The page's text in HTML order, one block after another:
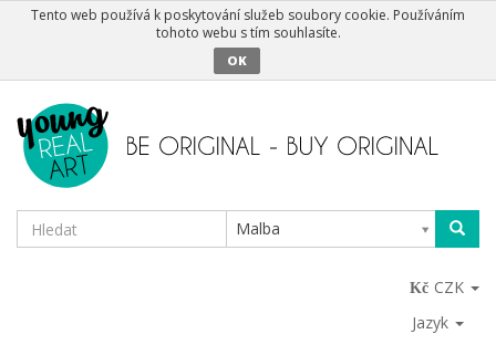
Tento web používá k poskytování služeb soubory cookie. Používáním
tohoto webu s tím souhlasíte.
OK
Malba
CZK
Jazyk